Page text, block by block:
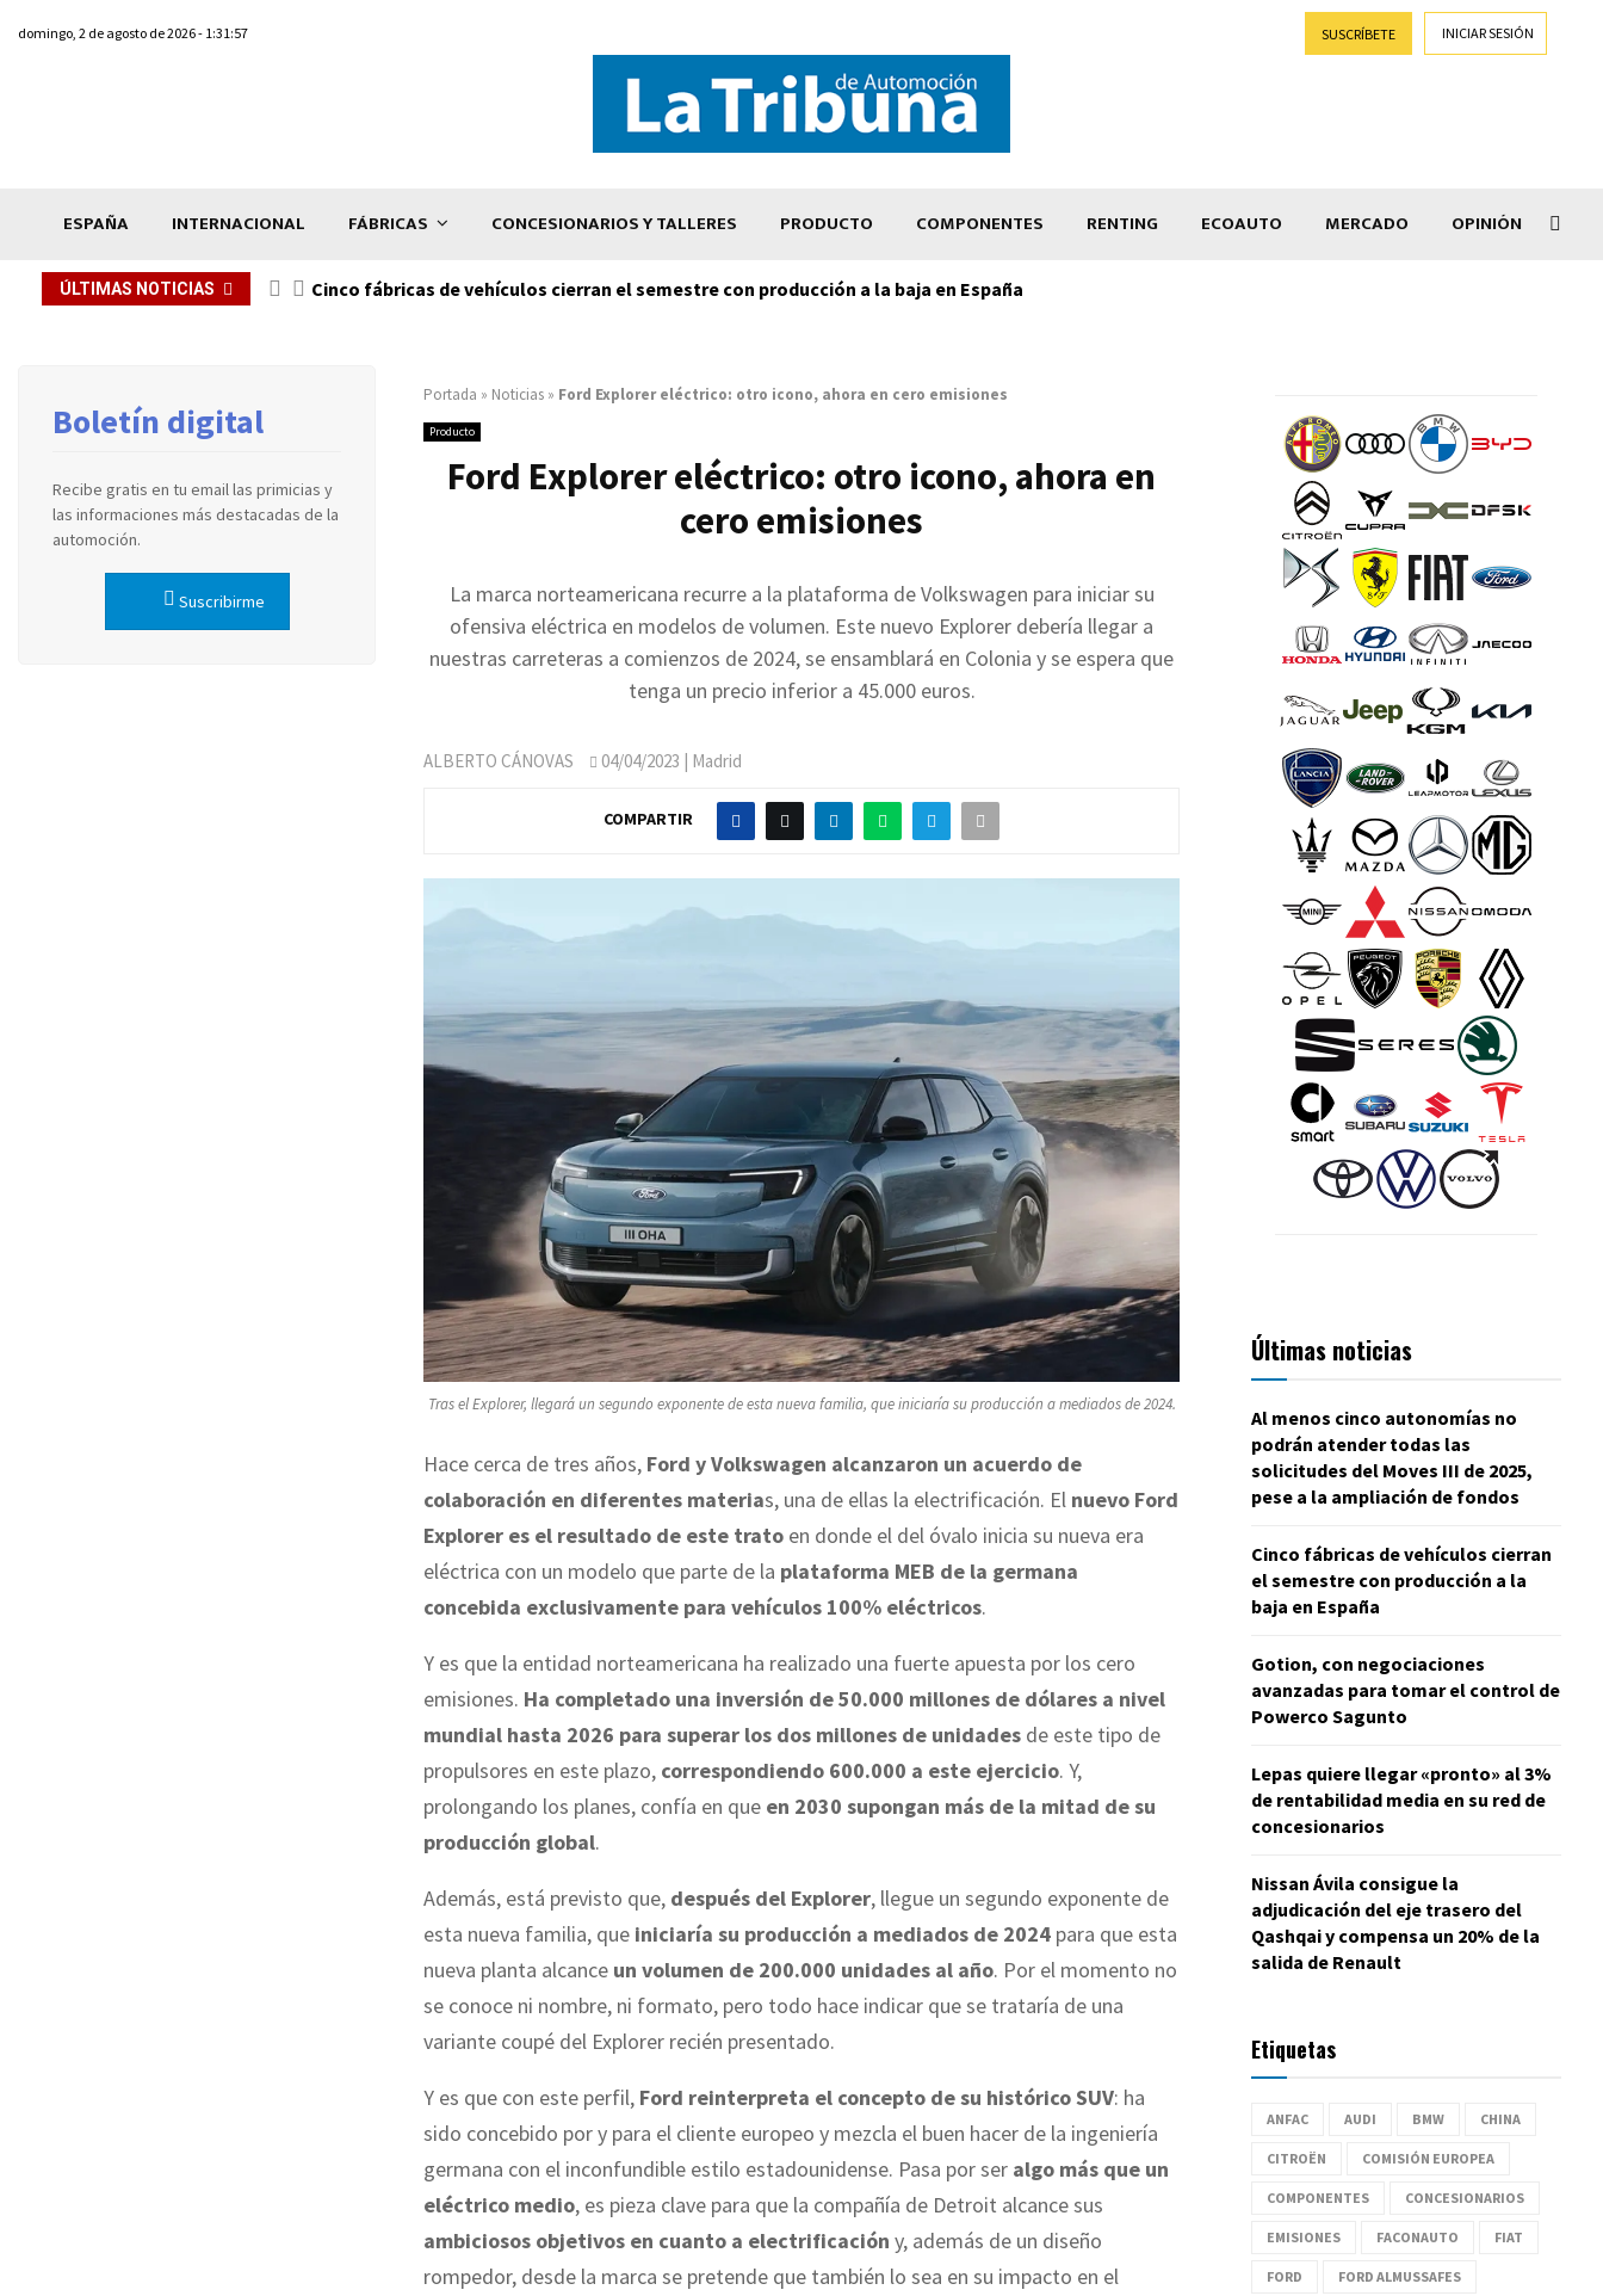
domingo, 2 de agosto de 2026 - 1:31:57 SUSCRÍBETE INICIAR SESIÓN
ESPAÑA INTERNACIONAL FÁBRICAS CONCESIONARIOS Y TALLERES PRODUCTO COMPONENTES RENTING ECOAUTO MERCADO OPINIÓN
ÚLTIMAS NOTICIAS Cinco fábricas de vehículos cierran el semestre con producción a la baja en España
Portada » Noticias » Ford Explorer eléctrico: otro icono, ahora en cero emisiones
Producto
Ford Explorer eléctrico: otro icono, ahora en
cero emisiones
La marca norteamericana recurre a la plataforma de Volkswagen para iniciar su
ofensiva eléctrica en modelos de volumen. Este nuevo Explorer debería llegar a
nuestras carreteras a comienzos de 2024, se ensamblará en Colonia y se espera que
tenga un precio inferior a 45.000 euros.
ALBERTO CÁNOVAS 04/04/2023 | Madrid
COMPARTIR
Tras el Explorer, llegará un segundo exponente de esta nueva familia, que iniciaría su producción a mediados de 2024.
Hace cerca de tres años, Ford y Volkswagen alcanzaron un acuerdo de
colaboración en diferentes materias, una de ellas la electrificación. El nuevo Ford
Explorer es el resultado de este trato en donde el del óvalo inicia su nueva era
eléctrica con un modelo que parte de la plataforma MEB de la germana
concebida exclusivamente para vehículos 100% eléctricos.
Y es que la entidad norteamericana ha realizado una fuerte apuesta por los cero
emisiones. Ha completado una inversión de 50.000 millones de dólares a nivel
mundial hasta 2026 para superar los dos millones de unidades de este tipo de
propulsores en este plazo, correspondiendo 600.000 a este ejercicio. Y,
prolongando los planes, confía en que en 2030 supongan más de la mitad de su
producción global.
Además, está previsto que, después del Explorer, llegue un segundo exponente de
esta nueva familia, que iniciaría su producción a mediados de 2024 para que esta
nueva planta alcance un volumen de 200.000 unidades al año. Por el momento no
se conoce ni nombre, ni formato, pero todo hace indicar que se trataría de una
variante coupé del Explorer recién presentado.
Y es que con este perfil, Ford reinterpreta el concepto de su histórico SUV: ha
sido concebido por y para el cliente europeo y mezcla el buen hacer de la ingeniería
germana con el inconfundible estilo estadounidense. Pasa por ser algo más que un
eléctrico medio, es pieza clave para que la compañía de Detroit alcance sus
ambiciosos objetivos en cuanto a electrificación y, además de un diseño
rompedor, desde la marca se pretende que también lo sea en su impacto en el
Boletín digital
Recibe gratis en tu email las primicias y
las informaciones más destacadas de la
automoción.
Suscribirme
Últimas noticias
Al menos cinco autonomías no
podrán atender todas las
solicitudes del Moves III de 2025,
pese a la ampliación de fondos
Cinco fábricas de vehículos cierran
el semestre con producción a la
baja en España
Gotion, con negociaciones
avanzadas para tomar el control de
Powerco Sagunto
Lepas quiere llegar «pronto» al 3%
de rentabilidad media en su red de
concesionarios
Nissan Ávila consigue la
adjudicación del eje trasero del
Qashqai y compensa un 20% de la
salida de Renault
Etiquetas
ANFAC AUDI BMW CHINA
CITROËN COMISIÓN EUROPEA
COMPONENTES CONCESIONARIOS
EMISIONES FACONAUTO FIAT
FORD FORD ALMUSSAFES